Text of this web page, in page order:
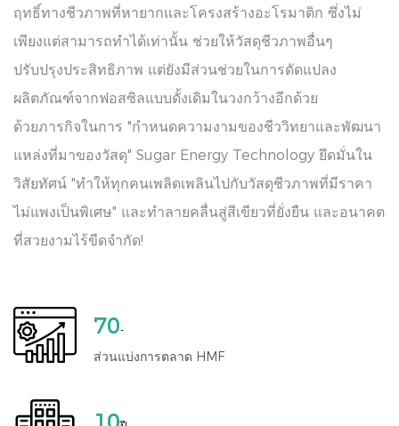
ฤทธิ์ทางชีวภาพที่หายากและโครงสร้างอะโรมาติก ซึ่งไม่
เพียงแต่สามารถทำได้เท่านั้น ช่วยให้วัสดุชีวภาพอื่นๆ
ปรับปรุงประสิทธิภาพ แต่ยังมีส่วนช่วยในการดัดแปลง
ผลิตภัณฑ์จากฟอสซิลแบบดั้งเดิมในวงกว้างอีกด้วย
ด้วยภารกิจในการ "กำหนดความงามของชีววิทยาและพัฒนา
แหล่งที่มาของวัสดุ" Sugar Energy Technology ยึดมั่นใน
วิสัยทัศน์ "ทำให้ทุกคนเพลิดเพลินไปกับวัสดุชีวภาพที่มีราคา
ไม่แพงเป็นพิเศษ" และทำลายคลื่นสู่สีเขียวที่ยั่งยืน และอนาคต
ที่สวยงามไร้ขีดจำกัด!
70-
ส่วนแบ่งการตลาด HMF